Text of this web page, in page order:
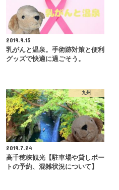
2019.9.15
乳がんと温泉。手術跡対策と便利
グッズで快適に過ごそう。
九州
2019.7.24
高千穂峡観光【駐車場や貸しボー
トの予約、混雑状況について】